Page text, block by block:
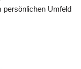
persönlichen Umfeld